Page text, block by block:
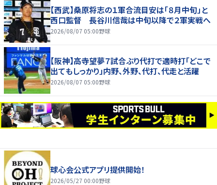
【西武】桑原将志の１軍合流目安は「８月中旬」と
西口監督 長谷川信哉は中旬以降で２軍実戦へ
2026/08/07 05:00野球
【阪神】高寺望夢７試合ぶり代打で適時打「どこで
出てもしっかり」内野、外野、代打、代走と活躍
2026/08/07 05:00野球
球心会公式アプリ提供開始！
2026/05/27 00:00野球